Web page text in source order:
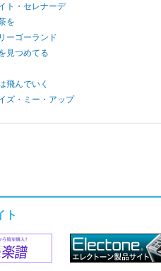
ト・セレナーデ
を
ーゴーランド
見つめてる
飛んでいく
ズ・ミー・アップ
ト